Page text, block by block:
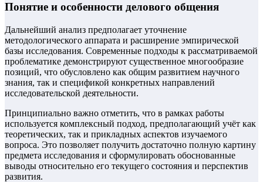
Понятие и особенности делового общения
Дальнейший анализ предполагает уточнение
методологического аппарата и расширение эмпирической
базы исследования. Современные подходы к рассматриваемой
проблематике демонстрируют существенное многообразие
позиций, что обусловлено как общим развитием научного
знания, так и спецификой конкретных направлений
исследовательской деятельности.
Принципиально важно отметить, что в рамках работы
используется комплексный подход, предполагающий учёт как
теоретических, так и прикладных аспектов изучаемого
вопроса. Это позволяет получить достаточно полную картину
предмета исследования и сформулировать обоснованные
выводы относительно его текущего состояния и перспектив
развития.